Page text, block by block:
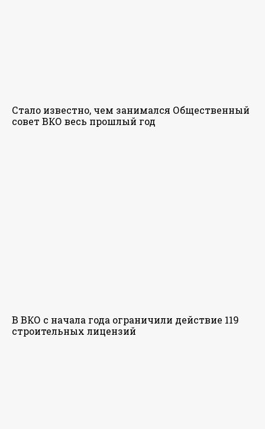
Стало известно, чем занимался Общественный
совет ВКО весь прошлый год
В ВКО с начала года ограничили действие 119
строительных лицензий